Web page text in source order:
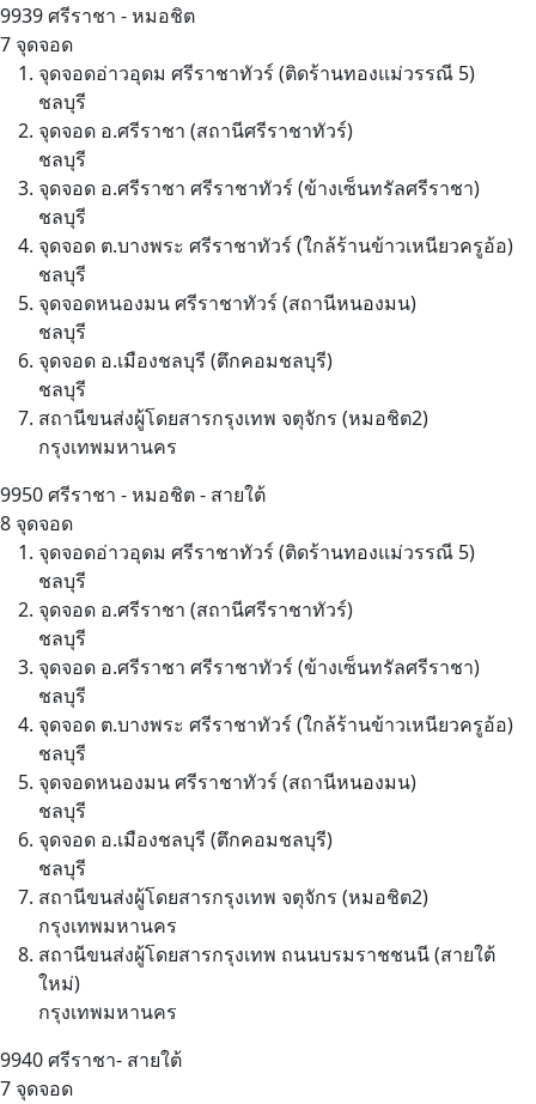
9939ศรีราชา - หมอชิต
7 จุดจอด
จุดจอดอ่าวอุดม ศรีราชาทัวร์ (ติดร้านทองแม่วรรณี 5)
ชลบุรี
จุดจอด อ.ศรีราชา (สถานีศรีราชาทัวร์)
ชลบุรี
จุดจอด อ.ศรีราชา ศรีราชาทัวร์ (ข้างเซ็นทรัลศรีราชา)
ชลบุรี
จุดจอด ต.บางพระ ศรีราชาทัวร์ (ใกล้ร้านข้าวเหนียวครูอ้อ)
ชลบุรี
จุดจอดหนองมน ศรีราชาทัวร์ (สถานีหนองมน)
ชลบุรี
จุดจอด อ.เมืองชลบุรี (ตึกคอมชลบุรี)
ชลบุรี
สถานีขนส่งผู้โดยสารกรุงเทพ จตุจักร (หมอชิต2)
กรุงเทพมหานคร
9950ศรีราชา - หมอชิต - สายใต้
8 จุดจอด
จุดจอดอ่าวอุดม ศรีราชาทัวร์ (ติดร้านทองแม่วรรณี 5)
ชลบุรี
จุดจอด อ.ศรีราชา (สถานีศรีราชาทัวร์)
ชลบุรี
จุดจอด อ.ศรีราชา ศรีราชาทัวร์ (ข้างเซ็นทรัลศรีราชา)
ชลบุรี
จุดจอด ต.บางพระ ศรีราชาทัวร์ (ใกล้ร้านข้าวเหนียวครูอ้อ)
ชลบุรี
จุดจอดหนองมน ศรีราชาทัวร์ (สถานีหนองมน)
ชลบุรี
จุดจอด อ.เมืองชลบุรี (ตึกคอมชลบุรี)
ชลบุรี
สถานีขนส่งผู้โดยสารกรุงเทพ จตุจักร (หมอชิต2)
กรุงเทพมหานคร
สถานีขนส่งผู้โดยสารกรุงเทพ ถนนบรมราชชนนี (สายใต้
ใหม่)
กรุงเทพมหานคร
9940ศรีราชา- สายใต้
7 จุดจอด